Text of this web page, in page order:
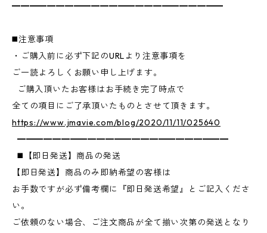
━━━━━━━━━━━━━━━━━━━━━━━━
◼️注意事項
・ご購入前に必ず下記のURLより注意事項を
ご一読よろしくお願い申し上げます。
ご購入頂いたお客様はお手続き完了時点で
全ての項目にご了承頂いたものとさせて頂きます。
https://www.jmavie.com/blog/2020/11/11/025640
━━━━━━━━━━━━━━━━━━━━━━━━
◼️【即日発送】商品の発送
【即日発送】商品のみ即納希望の客様は
お手数ですが必ず備考欄に『即日発送希望』とご記入くださ
い。
ご依頼のない場合、ご注文商品が全て揃い次第の発送となり